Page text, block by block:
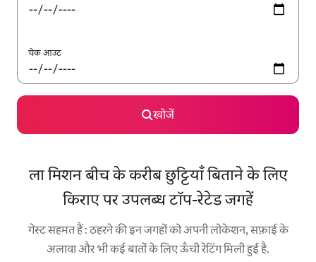
चेक आउट
खोजें
ला मिशन बीच के करीब छुट्टियाँ बिताने के लिए
किराए पर उपलब्ध टॉप-रेटेड जगहें
गेस्ट सहमत हैं : ठहरने की इन जगहों को अपनी लोकेशन, सफ़ाई के
अलावा और भी कई बातों के लिए ऊँची रेटिंग मिली हुई है.